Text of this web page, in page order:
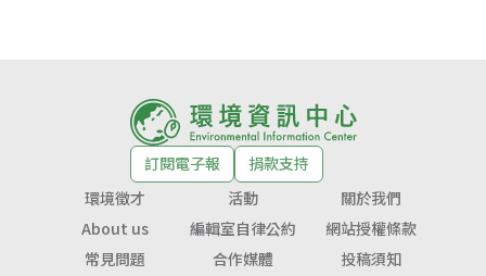
訂閱電子報
捐款支持
環境徵才
活動
關於我們
About us
編輯室自律公約
網站授權條款
常見問題
合作媒體
投稿須知